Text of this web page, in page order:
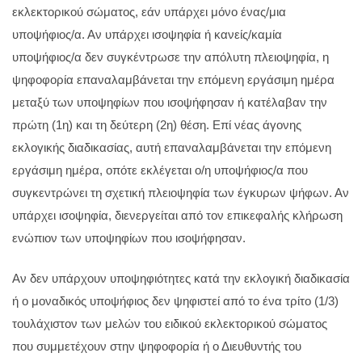
εκλεκτορικού σώματος, εάν υπάρχει μόνο ένας/μια
υποψήφιος/α. Αν υπάρχει ισοψηφία ή κανείς/καμία
υποψήφιος/α δεν συγκέντρωσε την απόλυτη πλειοψηφία, η
ψηφοφορία επαναλαμβάνεται την επόμενη εργάσιμη ημέρα
μεταξύ των υποψηφίων που ισοψήφησαν ή κατέλαβαν την
πρώτη (1η) και τη δεύτερη (2η) θέση. Επί νέας άγονης
εκλογικής διαδικασίας, αυτή επαναλαμβάνεται την επόμενη
εργάσιμη ημέρα, οπότε εκλέγεται ο/η υποψήφιος/α που
συγκεντρώνει τη σχετική πλειοψηφία των έγκυρων ψήφων. Αν
υπάρχει ισοψηφία, διενεργείται από τον επικεφαλής κλήρωση
ενώπιον των υποψηφίων που ισοψήφησαν.
Αν δεν υπάρχουν υποψηφιότητες κατά την εκλογική διαδικασία
ή ο μοναδικός υποψήφιος δεν ψηφιστεί από το ένα τρίτο (1/3)
τουλάχιστον των μελών του ειδικού εκλεκτορικού σώματος
που συμμετέχουν στην ψηφοφορία ή ο Διευθυντής του